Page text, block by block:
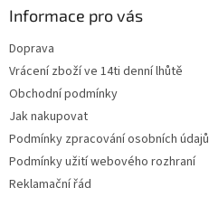
Informace pro vás
Doprava
Vrácení zboží ve 14ti denní lhůtě
Obchodní podmínky
Jak nakupovat
Podmínky zpracování osobních údajů
Podmínky užití webového rozhraní
Reklamační řád